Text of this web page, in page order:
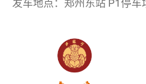
发车地点：郑州东站 P1停车